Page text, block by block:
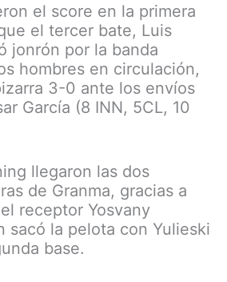
el score en la primera
el tercer bate, Luis
jonrón por la banda
hombres en circulación,
3-0 ante los envíos
García (8 INN, 5CL, 10
llegaron las dos
de Granma, gracias a
receptor Yosvany
sacó la pelota con Yulieski
base.